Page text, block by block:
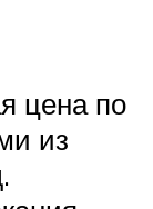
цена по
из